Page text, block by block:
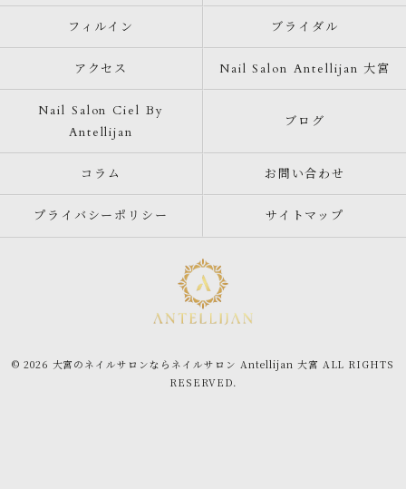
フィルイン ブライダル
アクセス Nail Salon Antellijan 大宮
Nail Salon Ciel By
Antellijan
ブログ
コラム お問い合わせ
プライバシーポリシー サイトマップ
© 2026 大宮のネイルサロンならネイルサロン Antellijan 大宮 ALL RIGHTS
RESERVED.